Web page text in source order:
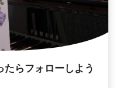
たらフォローしよう